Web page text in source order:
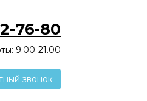
2-76-80
9.00-21.00
звонок